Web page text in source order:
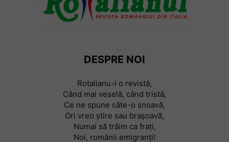
DESPRE NOI
Rotalianu-i o revistă,
Când mai veselă, când tristă,
Ce ne spune câte-o snoavă,
Ori vreo știre sau braşoavă,
Numai să trăim ca frați,
Noi, românii emigranți!